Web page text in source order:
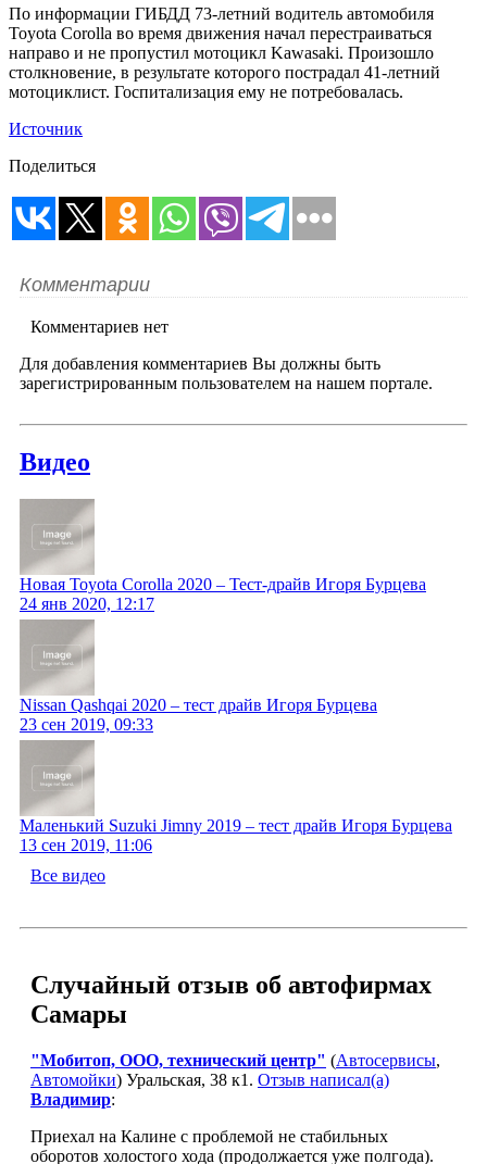
По информации ГИБДД 73-летний водитель автомобиля
Toyota Corolla во время движения начал перестраиваться
направо и не пропустил мотоцикл Kawasaki. Произошло
столкновение, в результате которого пострадал 41-летний
мотоциклист. Госпитализация ему не потребовалась.
Источник
Поделиться
Комментарии
Комментариев нет
Для добавления комментариев Вы должны быть
зарегистрированным пользователем на нашем портале.
Видео
Новая Toyota Corolla 2020 – Тест-драйв Игоря Бурцева
24 янв 2020, 12:17
Nissan Qashqai 2020 – тест драйв Игоря Бурцева
23 сен 2019, 09:33
Маленький Suzuki Jimny 2019 – тест драйв Игоря Бурцева
13 сен 2019, 11:06
Все видео
Случайный отзыв об автофирмах
Самары
"Мобитоп, ООО, технический центр" (Автосервисы,
Автомойки) Уральская, 38 к1. Отзыв написал(а)
Владимир:
Приехал на Калине с проблемой не стабильных
оборотов холостого хода (продолжается уже полгода).